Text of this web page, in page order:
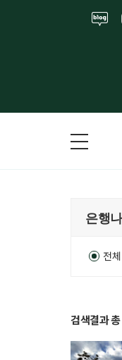
전체
검색결과 총